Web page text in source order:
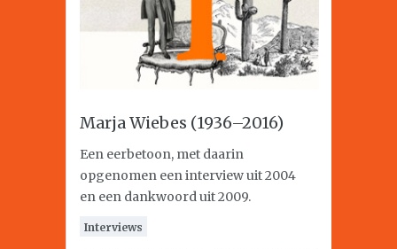
Marja Wiebes (1936–2016)
Een eerbetoon, met daarin
opgenomen een interview uit 2004
en een dankwoord uit 2009.
Interviews